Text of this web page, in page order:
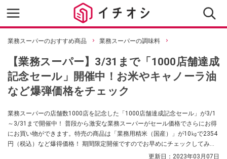
業務スーパーのおすすめ商品 業務スーパーの調味料
【業務スーパー】3/31まで「1000店舗達成
記念セール」開催中！お米やキャノーラ油
など爆弾価格をチェック
業務スーパーの店舗数1000店を記念した「1000店舗達成記念セール」が3/1
～3/31まで開催中！ 普段から激安な業務スーパーがセール価格でさらにお得
にお買い物ができます。特売の商品は「業務用精米（国産）」が10㎏で2354
円（税込）など爆得価格！ 期間限定開催ですのでお早めにチェックしてみて
更新日： 2023年03月07日